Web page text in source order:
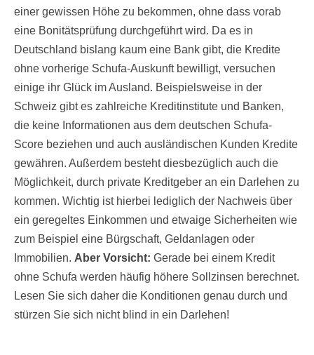
einer gewissen Höhe zu bekommen, ohne dass vorab
eine Bonitätsprüfung durchgeführt wird. Da es in
Deutschland bislang kaum eine Bank gibt, die Kredite
ohne vorherige Schufa-Auskunft bewilligt, versuchen
einige ihr Glück im Ausland. Beispielsweise in der
Schweiz gibt es zahlreiche Kreditinstitute und Banken,
die keine Informationen aus dem deutschen Schufa-
Score beziehen und auch ausländischen Kunden Kredite
gewähren. Außerdem besteht diesbezüglich auch die
Möglichkeit, durch private Kreditgeber an ein Darlehen zu
kommen. Wichtig ist hierbei lediglich der Nachweis über
ein geregeltes Einkommen und etwaige Sicherheiten wie
zum Beispiel eine Bürgschaft, Geldanlagen oder
Immobilien. Aber Vorsicht: Gerade bei einem Kredit
ohne Schufa werden häufig höhere Sollzinsen berechnet.
Lesen Sie sich daher die Konditionen genau durch und
stürzen Sie sich nicht blind in ein Darlehen!